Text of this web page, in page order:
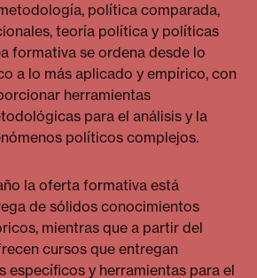
política comparada,
teoría política y políticas
formativa se ordena desde lo
a lo más aplicado y empírico, con
herramientas
para el análisis y la
políticos complejos.
la oferta formativa está
de sólidos conocimientos
mientras que a partir del
cursos que entregan
específicos y herramientas para el